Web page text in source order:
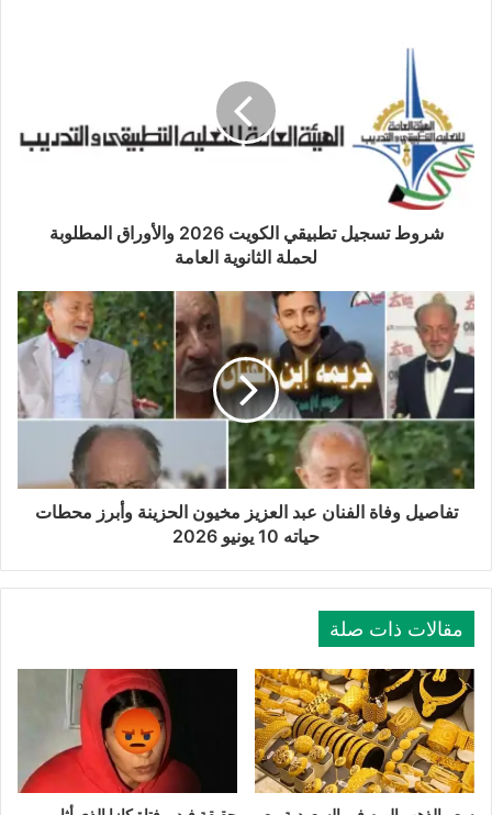
شروط تسجيل تطبيقي الكويت 2026 والأوراق المطلوبة
لحملة الثانوية العامة
تفاصيل وفاة الفنان عبد العزيز مخيون الحزينة وأبرز محطات
حياته 10 يونيو 2026
مقالات ذات صلة